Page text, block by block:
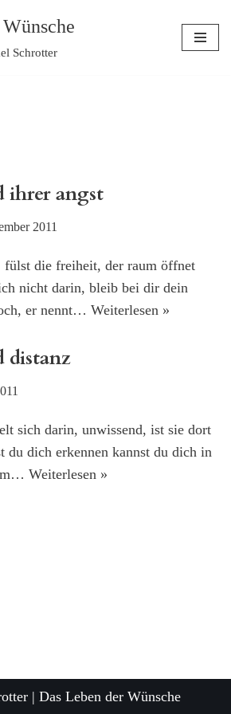
Schrotter
ihrer angst
2011
fülst die freiheit, der raum öffnet
nicht darin, bleib bei dir dein
er nennt… Weiterlesen »
distanz
sich darin, unwissend, ist sie dort
du dich erkennen kannst du dich in
Weiterlesen »
| Das Leben der Wünsche